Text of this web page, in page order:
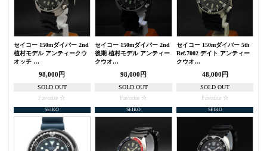
セイコー 150mダイバー 2nd
植村モデル アンティークウ
オッチ …
98,000円
SOLD OUT
Favorite
セイコー 150mダイバー 2nd
後期 植村モデル アンティー
クウオ…
98,000円
SOLD OUT
Favorite
セイコー 150mダイバー 5th
Ref.7002 デイト アンティー
クウオ…
48,000円
SOLD OUT
Favorite
SEIKO SEIKO SEIKO